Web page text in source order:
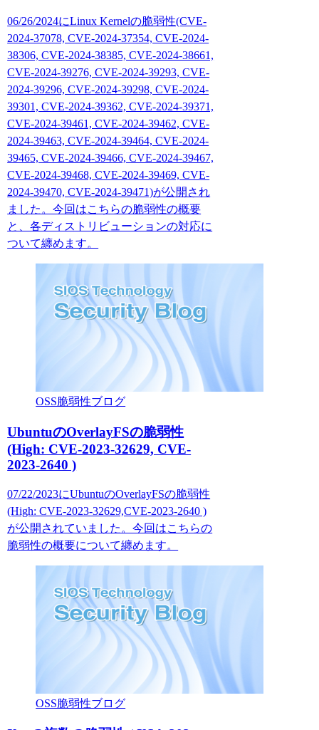
06/26/2024にLinux Kernelの脆弱性(CVE-
2024-37078, CVE-2024-37354, CVE-2024-
38306, CVE-2024-38385, CVE-2024-38661,
CVE-2024-39276, CVE-2024-39293, CVE-
2024-39296, CVE-2024-39298, CVE-2024-
39301, CVE-2024-39362, CVE-2024-39371,
CVE-2024-39461, CVE-2024-39462, CVE-
2024-39463, CVE-2024-39464, CVE-2024-
39465, CVE-2024-39466, CVE-2024-39467,
CVE-2024-39468, CVE-2024-39469, CVE-
2024-39470, CVE-2024-39471)が公開され
ました。今回はこちらの脆弱性の概要
と、各ディストリビューションの対応に
ついて纏めます。
OSS脆弱性ブログ
UbuntuのOverlayFSの脆弱性
(High: CVE-2023-32629, CVE-
2023-2640 )
07/22/2023にUbuntuのOverlayFSの脆弱性
(High: CVE-2023-32629,CVE-2023-2640 )
が公開されていました。今回はこちらの
脆弱性の概要について纏めます。
OSS脆弱性ブログ